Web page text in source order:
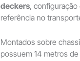
deckers,
referência no
Montados sobre
possuem 14 metros